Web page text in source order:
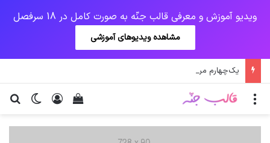
ویدیو آموزش و معرفی قالب جنّه به صورت کامل در 18 سرفصل
مشاهده ویدیوهای آموزشی
تغییر ورود
دیدن سبد خرید منو